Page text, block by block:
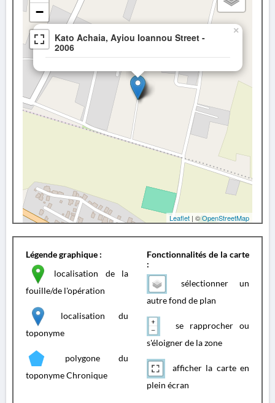
Kato Achaia, Ayiou Ioannou Street -
2006
×
−
Leaflet | ©OpenStreetMap
Légende graphique :
localisation de la
fouille/de l'opération
localisation du
toponyme
polygone du
toponyme Chronique
Fonctionnalités de la carte
:
sélectionner un
autre fond de plan
se rapprocher ou
s'éloigner de la zone
afficher la carte en
plein écran